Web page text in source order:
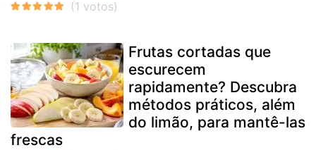
Frutas cortadas que
escurecem
rapidamente? Descubra
métodos práticos, além
do limão, para mantê-las
frescas